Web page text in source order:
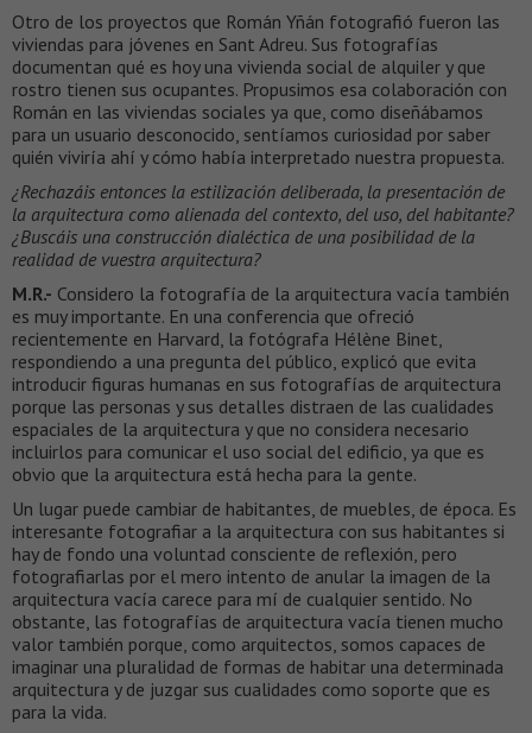
Otro de los proyectos que Román Yñán fotografió fueron las
viviendas para jóvenes en Sant Adreu. Sus fotografías
documentan qué es hoy una vivienda social de alquiler y que
rostro tienen sus ocupantes. Propusimos esa colaboración con
Román en las viviendas sociales ya que, como diseñábamos
para un usuario desconocido, sentíamos curiosidad por saber
quién viviría ahí y cómo había interpretado nuestra propuesta.
¿Rechazáis entonces la estilización deliberada, la presentación de
la arquitectura como alienada del contexto, del uso, del habitante?
¿Buscáis una construcción dialéctica de una posibilidad de la
realidad de vuestra arquitectura?
M.R.- Considero la fotografía de la arquitectura vacía también
es muy importante. En una conferencia que ofreció
recientemente en Harvard, la fotógrafa Hélène Binet,
respondiendo a una pregunta del público, explicó que evita
introducir figuras humanas en sus fotografías de arquitectura
porque las personas y sus detalles distraen de las cualidades
espaciales de la arquitectura y que no considera necesario
incluirlos para comunicar el uso social del edificio, ya que es
obvio que la arquitectura está hecha para la gente.
Un lugar puede cambiar de habitantes, de muebles, de época. Es
interesante fotografiar a la arquitectura con sus habitantes si
hay de fondo una voluntad consciente de reflexión, pero
fotografiarlas por el mero intento de anular la imagen de la
arquitectura vacía carece para mí de cualquier sentido. No
obstante, las fotografías de arquitectura vacía tienen mucho
valor también porque, como arquitectos, somos capaces de
imaginar una pluralidad de formas de habitar una determinada
arquitectura y de juzgar sus cualidades como soporte que es
para la vida.